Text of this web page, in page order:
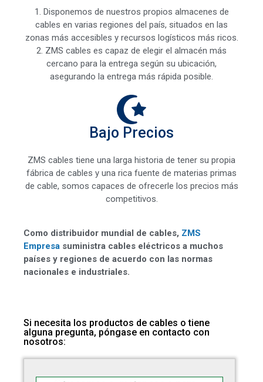
1. Disponemos de nuestros propios almacenes de
cables en varias regiones del país, situados en las
zonas más accesibles y recursos logísticos más ricos.
2. ZMS cables es capaz de elegir el almacén más
cercano para la entrega según su ubicación,
asegurando la entrega más rápida posible.
Bajo Precios
ZMS cables tiene una larga historia de tener su propia
fábrica de cables y una rica fuente de materias primas
de cable, somos capaces de ofrecerle los precios más
competitivos.
Como distribuidor mundial de cables, ZMS
Empresa suministra cables eléctricos a muchos
países y regiones de acuerdo con las normas
nacionales e industriales.
Si necesita los productos de cables o tiene
alguna pregunta, póngase en contacto con
nosotros: